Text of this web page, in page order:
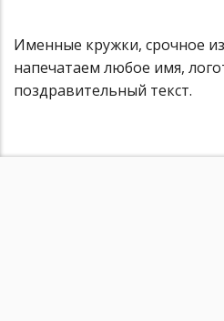
Именные кружки, срочное
напечатаем любое имя,
поздравительный текст.